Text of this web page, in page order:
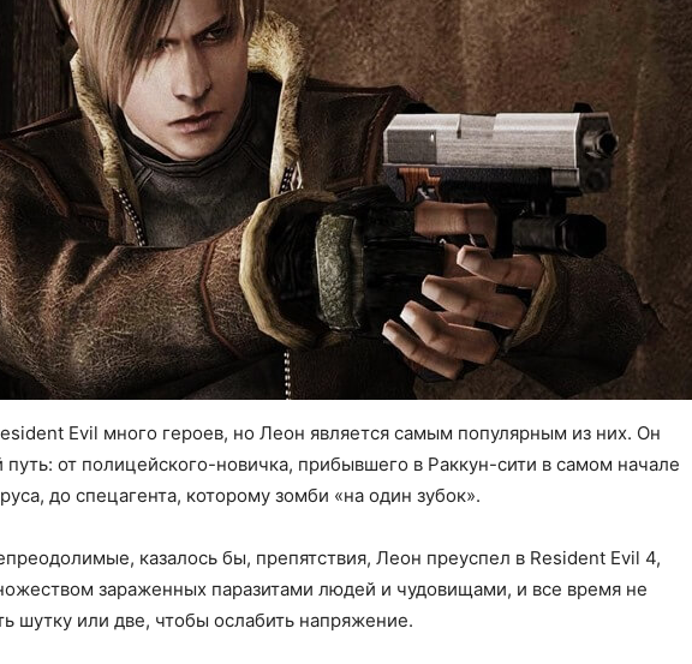
Evil много героев, но Леон является самым популярным из них. Он
от полицейского-новичка, прибывшего в Раккун-сити в самом начале
до спецагента, которому зомби «на один зубок».
казалось бы, препятствия, Леон преуспел в Resident Evil 4,
зараженных паразитами людей и чудовищами, и все время не
шутку или две, чтобы ослабить напряжение.